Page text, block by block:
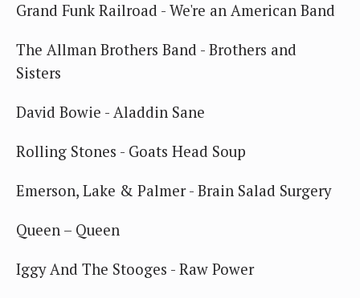
Grand Funk Railroad - We're an American Band
The Allman Brothers Band - Brothers and
Sisters
David Bowie - Aladdin Sane
Rolling Stones - Goats Head Soup
Emerson, Lake & Palmer - Brain Salad Surgery
Queen – Queen
Iggy And The Stooges - Raw Power